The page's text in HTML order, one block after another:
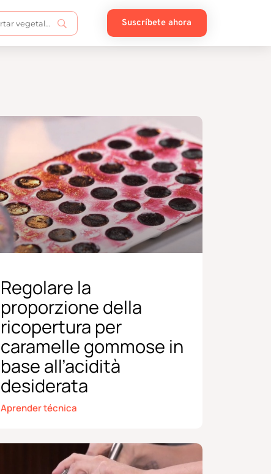
Suscríbete ahora
Regolare la
proporzione della
ricopertura per
caramelle gommose in
base all’acidità
desiderata
Aprender técnica